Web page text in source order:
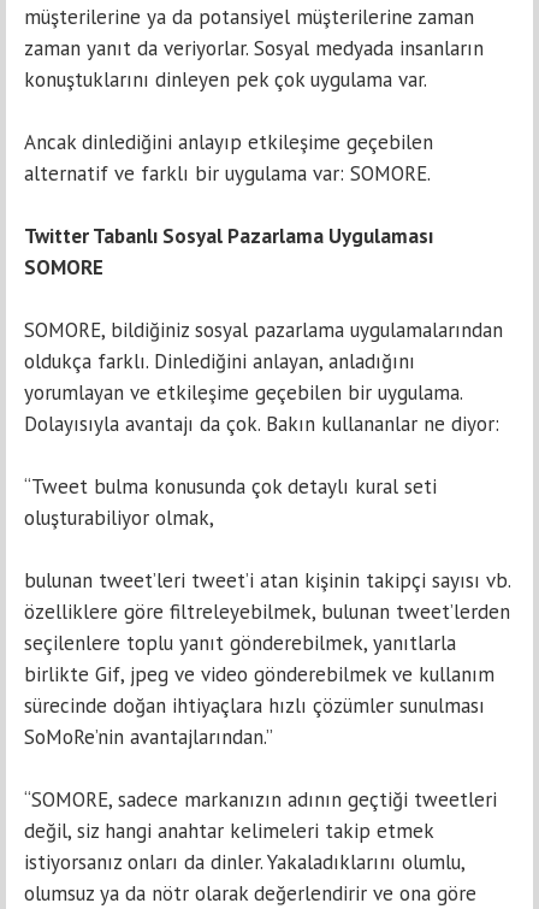
müşterilerine ya da potansiyel müşterilerine zaman
zaman yanıt da veriyorlar. Sosyal medyada insanların
konuştuklarını dinleyen pek çok uygulama var.
Ancak dinlediğini anlayıp etkileşime geçebilen
alternatif ve farklı bir uygulama var: SOMORE.
Twitter Tabanlı Sosyal Pazarlama Uygulaması
SOMORE
SOMORE, bildiğiniz sosyal pazarlama uygulamalarından
oldukça farklı. Dinlediğini anlayan, anladığını
yorumlayan ve etkileşime geçebilen bir uygulama.
Dolayısıyla avantajı da çok. Bakın kullananlar ne diyor:
“Tweet bulma konusunda çok detaylı kural seti
oluşturabiliyor olmak,
bulunan tweet’leri tweet’i atan kişinin takipçi sayısı vb.
özelliklere göre filtreleyebilmek, bulunan tweet’lerden
seçilenlere toplu yanıt gönderebilmek, yanıtlarla
birlikte Gif, jpeg ve video gönderebilmek ve kullanım
sürecinde doğan ihtiyaçlara hızlı çözümler sunulması
SoMoRe’nin avantajlarından.”
“SOMORE, sadece markanızın adının geçtiği tweetleri
değil, siz hangi anahtar kelimeleri takip etmek
istiyorsanız onları da dinler. Yakaladıklarını olumlu,
olumsuz ya da nötr olarak değerlendirir ve ona göre